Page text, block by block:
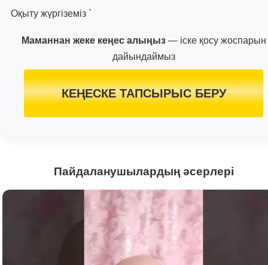
Оқыту жүргіземіз `
Маманнан жеке кеңес алыңыз— іске қосу жоспарын
дайындаймыз
КЕҢЕСКЕ ТАПСЫРЫС БЕРУ
Пайдаланушылардың әсерлері